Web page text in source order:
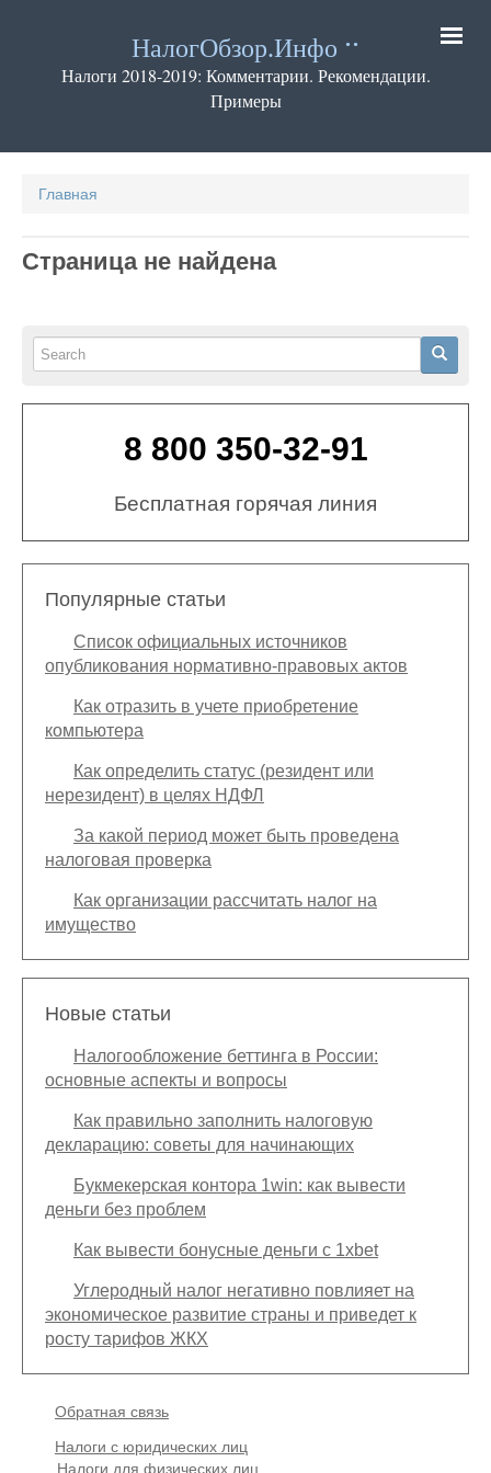
содержанию
НалогОбзор.Инфо
Налоги 2018-2019: Комментарии. Рекомендации.
Примеры
Главная
Страница не найдена
Search Search
8 800 350-32-91
Бесплатная горячая линия
Популярные статьи
Список официальных источников
опубликования нормативно-правовых актов
Как отразить в учете приобретение
компьютера
Как определить статус (резидент или
нерезидент) в целях НДФЛ
За какой период может быть проведена
налоговая проверка
Как организации рассчитать налог на
имущество
Новые статьи
Налогообложение беттинга в России:
основные аспекты и вопросы
Как правильно заполнить налоговую
декларацию: советы для начинающих
Букмекерская контора 1win: как вывести
деньги без проблем
Как вывести бонусные деньги с 1xbet
Углеродный налог негативно повлияет на
экономическое развитие страны и приведет к
росту тарифов ЖКХ
Подвал
Обратная связь
Основная
навигация
Налоги с юридических лиц
Налоги для физических лиц